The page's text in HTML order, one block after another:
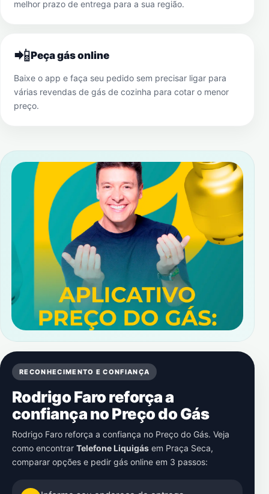
melhor prazo de entrega para a sua região.
📲Peça gás online
Baixe o app e faça seu pedido sem precisar ligar para
várias revendas de gás de cozinha para cotar o menor
preço.
RECONHECIMENTO E CONFIANÇA
Rodrigo Faro reforça a
confiança no Preço do Gás
Rodrigo Faro reforça a confiança no Preço do Gás. Veja
como encontrar Telefone Liquigás em Praça Seca,
comparar opções e pedir gás online em 3 passos: